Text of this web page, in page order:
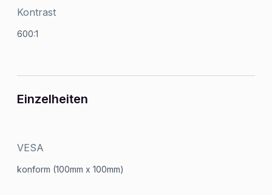
Kontrast
600:1
Einzelheiten
VESA
konform (100mm x 100mm)